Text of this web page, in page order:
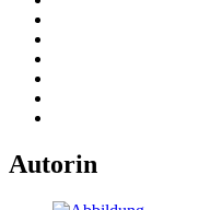
Autorin